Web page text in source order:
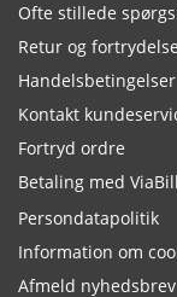
Ofte stillede
Retur og
Handelsbetingelser
Kontakt
Fortryd ordre
Betaling med ViaBill
Persondatapolitik
Information om
Afmeld nyhedsbrev